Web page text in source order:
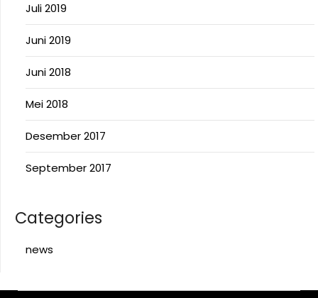
Juli 2019
Juni 2019
Juni 2018
Mei 2018
Desember 2017
September 2017
Categories
news